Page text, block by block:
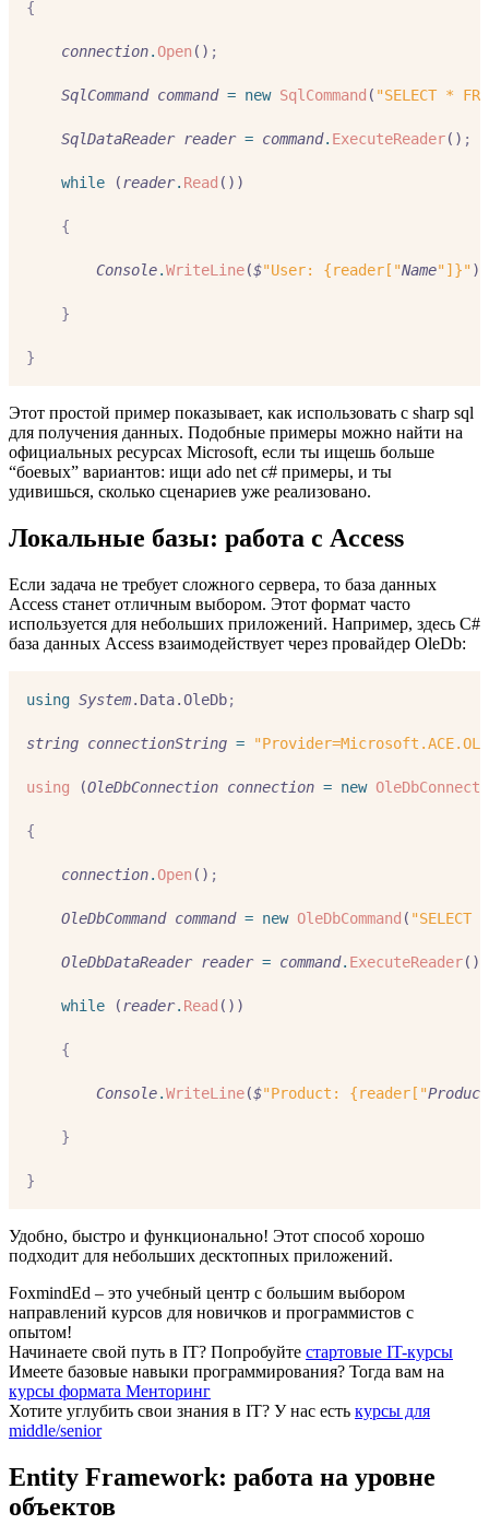
{
connection. Open () ;
SqlCommand command = new SqlCommand ( "SELECT *
SqlDataReader reader = command. ExecuteReader() ;
while (reader. Read ())
{
Console.WriteLine($"User: {reader["Name"]}")
}
}
Этот простой пример показывает, как использовать c sharp sql
для получения данных. Подобные примеры можно найти на
официальных ресурсах Microsoft, если ты ищешь больше
“боевых” вариантов: ищи ado net c# примеры, и ты
удивишься, сколько сценариев уже реализовано.
Локальные базы: работа с Access
Если задача не требует сложного сервера, то база данных
Access станет отличным выбором. Этот формат часто
используется для небольших приложений. Например, здесь C#
база данных Access взаимодействует через провайдер OleDb:
using System.Data.OleDb;
string connectionString =
using (OleDbConnection connection = new
{
connection. Open () ;
OleDbCommand command = new OleDbCommand ( "SELECT
OleDbDataReader reader = command. ExecuteReader()
while (reader. Read ())
{
Console.WriteLine($"Product: {reader["
}
}
Удобно, быстро и функционально! Этот способ хорошо
подходит для небольших десктопных приложений.
FoxmindEd – это учебный центр с большим выбором
направлений курсов для новичков и программистов с
опытом!
Начинаете свой путь в IТ? Попробуйте стартовые IT-курсы
Имеете базовые навыки программирования? Тогда вам на
курсы формата Менторинг
Хотите углубить свои знания в IТ? У нас есть курсы для
middle/senior
Entity Framework: работа на уровне
объектов